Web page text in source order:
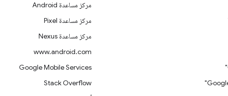
مركز مساعدة Android
مركز مساعدة Pixel
مركز مساعدة Nexus
www.android.com
Google Mobile Services
Stack Overflow